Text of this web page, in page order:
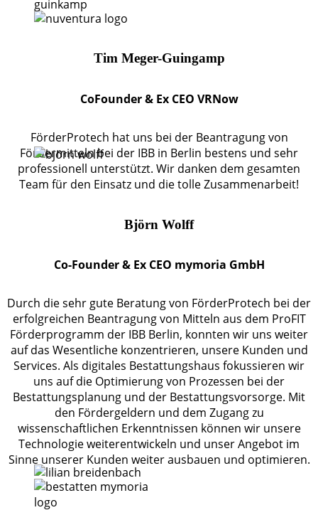
Tim Meger-Guingamp
CoFounder & Ex CEO VRNow
FörderProtech hat uns bei der Beantragung von
Fördermitteln bei der IBB in Berlin bestens und sehr
professionell unterstützt. Wir danken dem gesamten
Team für den Einsatz und die tolle Zusammenarbeit!
Björn Wolff
Co-Founder & Ex CEO mymoria GmbH
Durch die sehr gute Beratung von FörderProtech bei der
erfolgreichen Beantragung von Mitteln aus dem ProFIT
Förderprogramm der IBB Berlin, konnten wir uns weiter
auf das Wesentliche konzentrieren, unsere Kunden und
Services. Als digitales Bestattungshaus fokussieren wir
uns auf die Optimierung von Prozessen bei der
Bestattungsplanung und der Bestattungsvorsorge. Mit
den Fördergeldern und dem Zugang zu
wissenschaftlichen Erkenntnissen können wir unsere
Technologie weiterentwickeln und unser Angebot im
Sinne unserer Kunden weiter ausbauen und optimieren.